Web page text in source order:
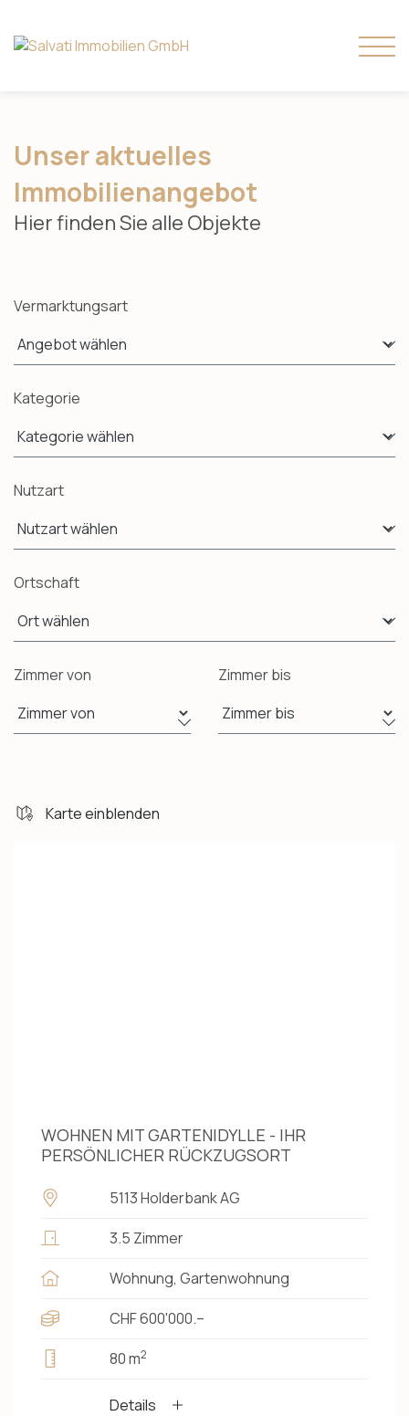
Unser aktuelles
Immobilienangebot
Hier finden Sie alle Objekte
Vermarktungsart
Kategorie
Nutzart
Ortschaft
Zimmer von Zimmer bis
Karte einblenden
WOHNEN MIT GARTENIDYLLE - IHR
PERSÖNLICHER RÜCKZUGSORT
5113 Holderbank AG
3.5 Zimmer
Wohnung, Gartenwohnung
CHF 600'000.–
80 m2
Details